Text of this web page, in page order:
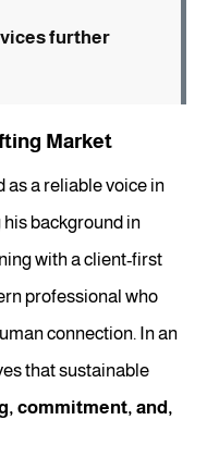
further
Market
as a reliable voice in
background in
with a client-first
professional who
connection. In an
that sustainable
commitment, and,